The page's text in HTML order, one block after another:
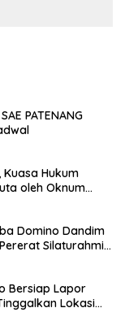
PATENANG
Hukum
oleh Oknum
Domino Dandim
Silaturahmi
Bersiap Lapor
Lokasi